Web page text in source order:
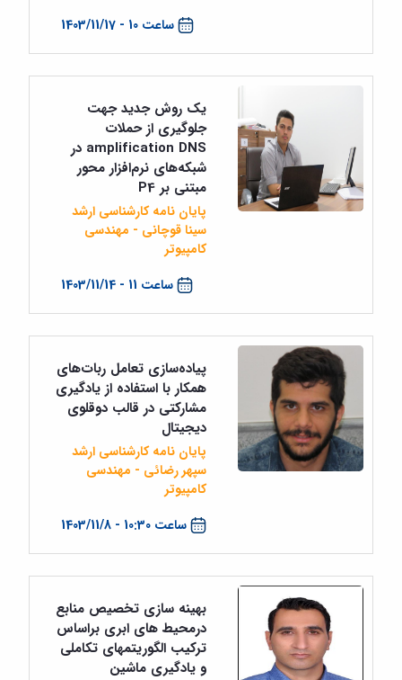
ساعت 10 - 1403/11/17
ساعت 11 - 1403/11/14
یک روش جدید جهت
جلوگیری از حملات
amplification DNS در
شبکه‌های نرم‌افزار محور
مبتنی بر P4
پایان نامه کارشناسی ارشد
سینا قوچانی - مهندسی
کامپیوتر
ساعت 10:30 - 1403/11/8
پیاده‌سازی تعامل ربات‌های
همکار با استفاده از یادگیری
مشارکتی در قالب دوقلوی
دیجیتال
پایان نامه کارشناسی ارشد
سپهر رضائی - مهندسی
کامپیوتر
بهینه سازی تخصیص منابع
درمحیط های ابری براساس
ترکیب الگوریتمهای تکاملی
و یادگیری ماشین